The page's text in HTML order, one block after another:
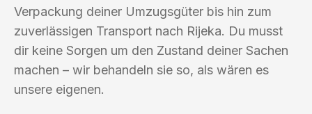
Verpackung deiner Umzugsgüter bis hin zum
zuverlässigen Transport nach Rijeka. Du musst
dir keine Sorgen um den Zustand deiner Sachen
machen – wir behandeln sie so, als wären es
unsere eigenen.